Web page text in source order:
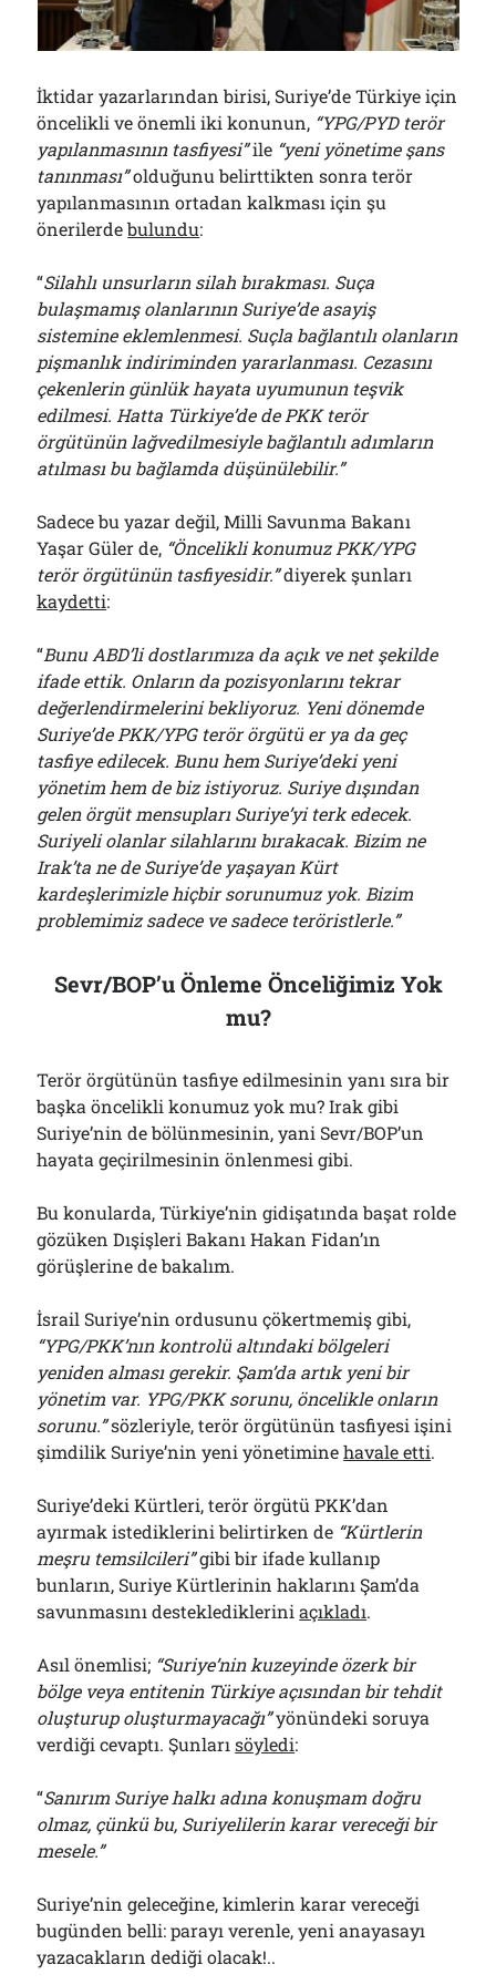
Çağırdı!..
31/07/2026
Arşivler
Arşivler
İktidar yazarlarından birisi, Suriye’de Türkiye için
öncelikli ve önemli iki konunun, “YPG/PYD terör
yapılanmasının tasfiyesi”ile “yeni yönetime şans
tanınması”olduğunu belirttikten sonra terör
yapılanmasının ortadan kalkması için şu
önerilerdebulundu:
“Silahlı unsurların silah bırakması. Suça
bulaşmamış olanlarının Suriye’de asayiş
sistemine eklemlenmesi. Suçla bağlantılı olanların
pişmanlık indiriminden yararlanması. Cezasını
çekenlerin günlük hayata uyumunun teşvik
edilmesi. Hatta Türkiye’de de PKK terör
örgütünün lağvedilmesiyle bağlantılı adımların
atılması bu bağlamda düşünülebilir.”
Sadece bu yazar değil, Milli Savunma Bakanı
Yaşar Güler de, “Öncelikli konumuz PKK/YPG
terör örgütünün tasfiyesidir.”diyerek şunları
kaydetti:
“Bunu ABD’li dostlarımıza da açık ve net şekilde
ifade ettik. Onların da pozisyonlarını tekrar
değerlendirmelerini bekliyoruz. Yeni dönemde
Suriye’de PKK/YPG terör örgütü er ya da geç
tasfiye edilecek. Bunu hem Suriye’deki yeni
yönetim hem de biz istiyoruz. Suriye dışından
gelen örgüt mensupları Suriye’yi terk edecek.
Suriyeli olanlar silahlarını bırakacak. Bizim ne
Irak’ta ne de Suriye’de yaşayan Kürt
kardeşlerimizle hiçbir sorunumuz yok. Bizim
problemimiz sadece ve sadece teröristlerle.”
Sevr/BOP’u Önleme Önceliğimiz Yok
mu?
Terör örgütünün tasfiye edilmesinin yanı sıra bir
başka öncelikli konumuz yok mu? Irak gibi
Suriye’nin de bölünmesinin, yani Sevr/BOP’un
hayata geçirilmesinin önlenmesi gibi.
Bu konularda, Türkiye’nin gidişatında başat rolde
gözüken Dışişleri Bakanı Hakan Fidan’ın
görüşlerine de bakalım.
İsrail Suriye’nin ordusunu çökertmemiş gibi,
“YPG/PKK’nın kontrolü altındaki bölgeleri
yeniden alması gerekir. Şam’da artık yeni bir
yönetim var. YPG/PKK sorunu, öncelikle onların
sorunu.”sözleriyle, terör örgütünün tasfiyesi işini
şimdilik Suriye’nin yeni yönetiminehavale etti.
Suriye’deki Kürtleri, terör örgütü PKK’dan
ayırmak istediklerini belirtirken de “Kürtlerin
meşru temsilcileri”gibi bir ifade kullanıp
bunların, Suriye Kürtlerinin haklarını Şam’da
savunmasını destekledikleriniaçıkladı.
Asıl önemlisi; “Suriye’nin kuzeyinde özerk bir
bölge veya entitenin Türkiye açısından bir tehdit
oluşturup oluşturmayacağı”yönündeki soruya
verdiği cevaptı. Şunlarısöyledi:
“Sanırım Suriye halkı adına konuşmam doğru
olmaz, çünkü bu, Suriyelilerin karar vereceği bir
mesele.”
Suriye’nin geleceğine, kimlerin karar vereceği
bugünden belli: parayı verenle, yeni anayasayı
yazacakların dediği olacak!..